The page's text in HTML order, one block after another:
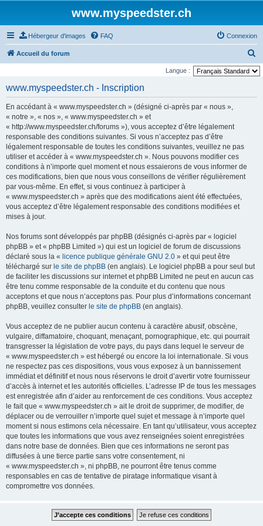
www.myspeedster.ch
Hébergeur d'images FAQ Connexion
Accueil du forum
e
Langue :
www.myspeedster.ch - Inscription
En accédant à « www.myspeedster.ch » (désigné ci-après par « nous »,
« notre », « nos », « www.myspeedster.ch » et
« http://www.myspeedster.ch/forums »), vous acceptez d’être légalement
responsable des conditions suivantes. Si vous n’acceptez pas d’être
légalement responsable de toutes les conditions suivantes, veuillez ne pas
utiliser et accéder à « www.myspeedster.ch ». Nous pouvons modifier ces
conditions à n’importe quel moment et nous essaierons de vous informer de
ces modifications, bien que nous vous conseillons de vérifier régulièrement
par vous-même. En effet, si vous continuez à participer à
« www.myspeedster.ch » après que des modifications aient été effectuées,
vous acceptez d’être légalement responsable des conditions modifiées et
mises à jour.
Nos forums sont développés par phpBB (désignés ci-après par « logiciel
phpBB » et « phpBB Limited ») qui est un logiciel de forum de discussions
déclaré sous la « licence publique générale GNU 2.0 » et qui peut être
téléchargé sur le site de phpBB (en anglais). Le logiciel phpBB a pour seul but
de faciliter les discussions sur internet et phpBB Limited ne peut en aucun cas
être tenu comme responsable de la conduite et du contenu que nous
acceptons et que nous n’acceptons pas. Pour plus d’informations concernant
phpBB, veuillez consulter le site de phpBB (en anglais).
Vous acceptez de ne publier aucun contenu à caractère abusif, obscène,
vulgaire, diffamatoire, choquant, menaçant, pornographique, etc. qui pourrait
transgresser la législation de votre pays, du pays dans lequel le serveur de
« www.myspeedster.ch » est hébergé ou encore la loi internationale. Si vous
ne respectez pas ces dispositions, vous vous exposez à un bannissement
immédiat et définitif et nous nous réservons le droit d’avertir votre fournisseur
d’accès à internet et les autorités officielles. L’adresse IP de tous les messages
est enregistrée afin d’aider au renforcement de ces conditions. Vous acceptez
le fait que « www.myspeedster.ch » ait le droit de supprimer, de modifier, de
déplacer ou de verrouiller n’importe quel sujet et message à n’importe quel
moment si nous estimons cela nécessaire. En tant qu’utilisateur, vous acceptez
que toutes les informations que vous avez renseignées soient enregistrées
dans notre base de données. Bien que ces informations ne seront pas
diffusées à une tierce partie sans votre consentement, ni
« www.myspeedster.ch », ni phpBB, ne pourront être tenus comme
responsables en cas de tentative de piratage informatique visant à
compromettre vos données.